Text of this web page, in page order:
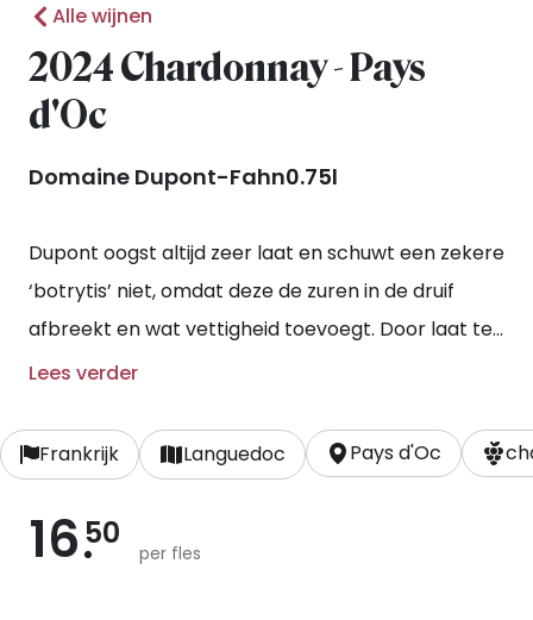
Alle wijnen
2024 Chardonnay - Pays
d'Oc
Domaine Dupont-Fahn0.75l
Dupont oogst altijd zeer laat en schuwt een zekere
‘botrytis’ niet, omdat deze de zuren in de druif
afbreekt en wat vettigheid toevoegt. Door laat te
oogsten is het rendement bij hem laag. Meestal is
hectoliter per hectare. Dupont kiest heel duidelijk
voor wijnen die jong gedronken dienen te worden.
Lees verder
Frankrijk Languedoc Pays d'Oc
16 50
per fles